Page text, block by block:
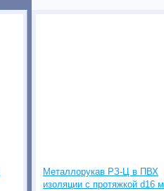
Металлорукав РЗ-Ц в ПВХ
изоляции с протяжкой d16